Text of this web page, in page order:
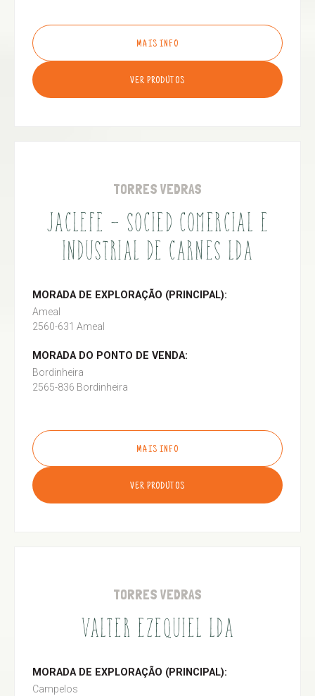
MAIS INFO
VER PRODUTOS
TORRES VEDRAS
JACLEFE - SOCIED COMERCIAL E
INDUSTRIAL DE CARNES LDA
MORADA DE EXPLORAÇÃO (PRINCIPAL):
Ameal
2560-631 Ameal
MORADA DO PONTO DE VENDA:
Bordinheira
2565-836 Bordinheira
MAIS INFO
VER PRODUTOS
TORRES VEDRAS
VALTER EZEQUIEL LDA
MORADA DE EXPLORAÇÃO (PRINCIPAL):
Campelos